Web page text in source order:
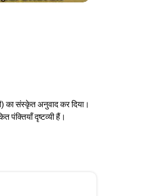
का संस्कृेत अनुवाद कर दिया।
पंक्तियॉं दृष्ट‍व्यी हैं।